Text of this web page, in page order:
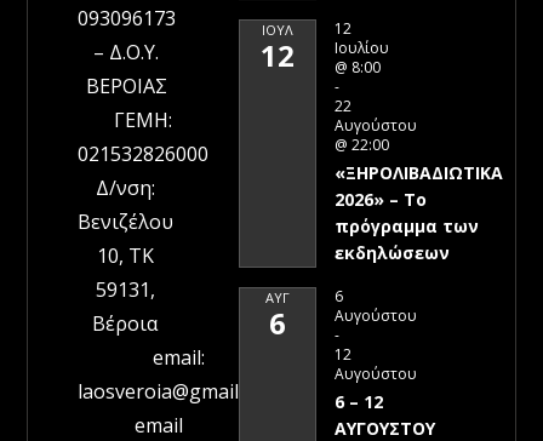
093096173
– Δ.Ο.Υ.
ΒΕΡΟΙΑΣ
ΓΕΜΗ:
021532826000
Δ/νση:
Βενιζέλου
10, ΤΚ
59131,
Βέροια
email:
laosveroia@gmail.com
email
ΙΟΎΛ
12
12
Ιουλίου
@ 8:00
-
22
Αυγούστου
@ 22:00
«ΞΗΡΟΛΙΒΑΔΙΩΤΙΚΑ
2026» – To
πρόγραμμα των
εκδηλώσεων
ΑΥΓ
6
6
Αυγούστου
-
12
Αυγούστου
6 – 12
ΑΥΓΟΥΣΤΟΥ